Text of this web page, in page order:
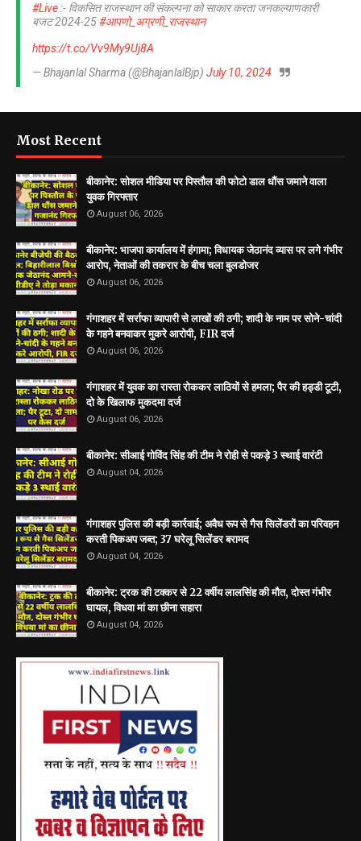
#Live :- विकसित राजस्थान की संकल्पना को साकार करता जनकल्याणकारी
बजट 2024-25#आपणो_अग्रणी_राजस्थान
https://t.co/Vv9My9Uj8A
— Bhajanlal Sharma (@BhajanlalBjp) July 10, 2024
Most Recent
बीकानेर: सोशल मीडिया पर पिस्तौल की फोटो डाल धौंस जमाने वाला
युवक गिरफ्तार
August 06, 2026
बीकानेर: भाजपा कार्यालय में हंगामा; विधायक जेठानंद व्यास पर लगे गंभीर
आरोप, नेताओं की तकरार के बीच चला बुलडोजर
August 06, 2026
गंगाशहर में सर्राफा व्यापारी से लाखों की ठगी; शादी के नाम पर सोने-चांदी
के गहने बनवाकर मुकरे आरोपी, FIR दर्ज
August 06, 2026
गंगाशहर में युवक का रास्ता रोककर लाठियों से हमला; पैर की हड्डी टूटी,
दो के खिलाफ मुकदमा दर्ज
August 06, 2026
बीकानेर: सीआई गोविंद सिंह की टीम ने रोही से पकड़े 3 स्थाई वारंटी
August 04, 2026
गंगाशहर पुलिस की बड़ी कार्रवाई; अवैध रूप से गैस सिलेंडरों का परिवहन
करती पिकअप जब्त; 37 घरेलू सिलेंडर बरामद
August 04, 2026
बीकानेर: ट्रक की टक्कर से 22 वर्षीय लालसिंह की मौत, दोस्त गंभीर
घायल, विधवा मां का छीना सहारा
August 04, 2026